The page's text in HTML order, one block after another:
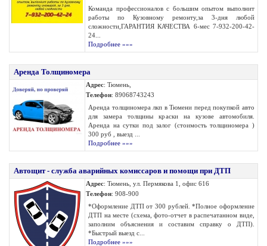
Команда профессионалов с большим опытом выполнит
работы по Кузовному ремонту,за 3-дня любой
сложности,ГАРАНТИЯ КАЧЕСТВА 6-мес 7-932-200-42-
24...
Подробнее »»»
Аренда Толщиномера
Адрес: Тюмень,
Телефон: 89068743243
Аренда толщиномера лкп в Тюмени перед покупкой авто
для замера толщины краски на кузове автомобиля.
Аренда на сутки под залог (стоимость толщиномера )
300 руб , выезд ...
Подробнее »»»
Автощит - служба аварийных комиссаров и помощи при ДТП
Адрес: Тюмень, ул. Пермякова 1, офис 616
Телефон: 908-900
*Оформление ДТП от 300 рублей. *Полное оформление
ДТП на месте (схема, фото-отчет в распечатанном виде,
заполним объяснения и составим справку о ДТП).
*Быстрый выезд с...
Подробнее »»»